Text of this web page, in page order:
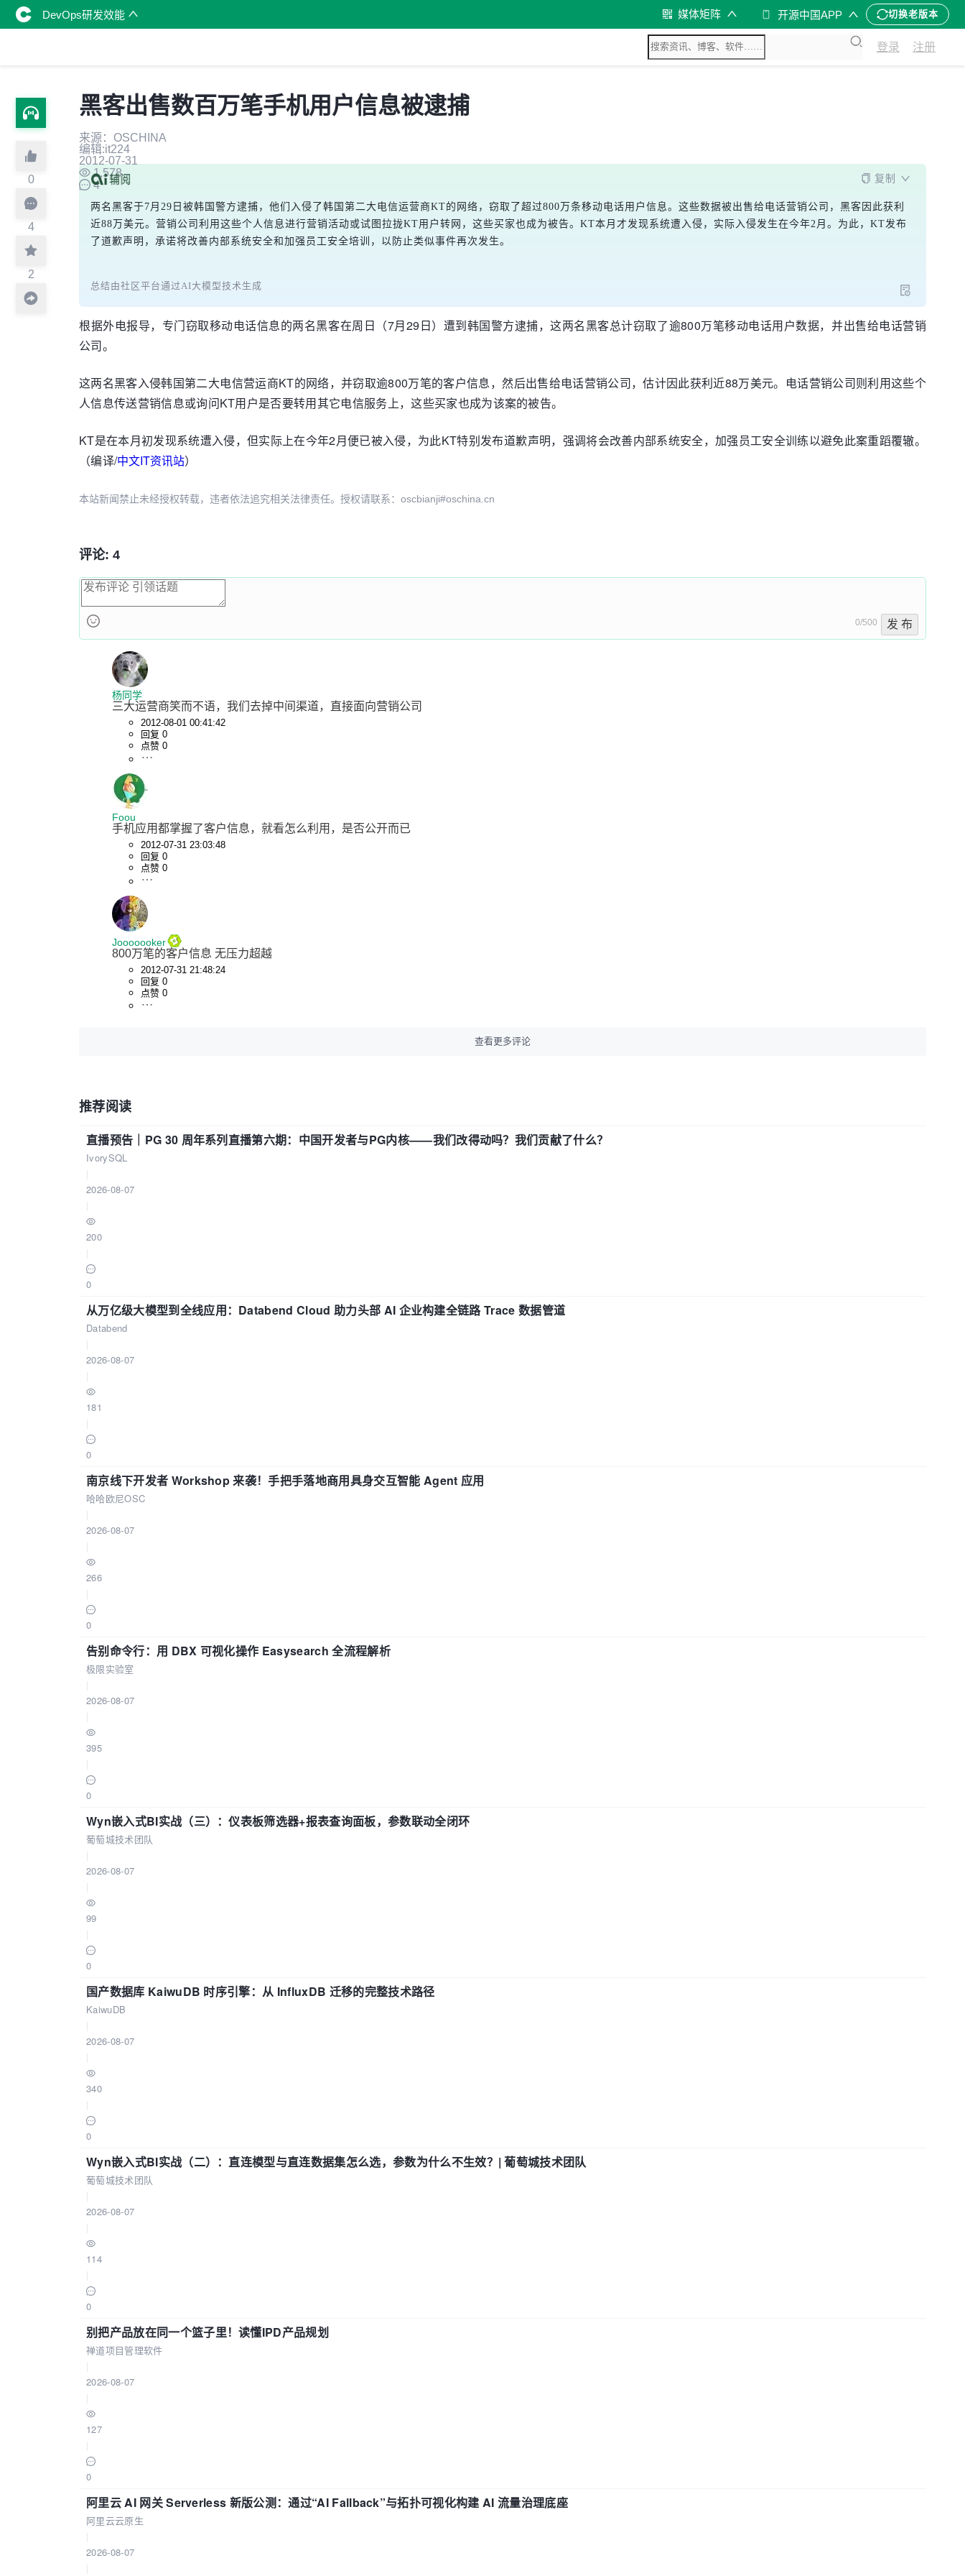
DevOps研发效能 媒体矩阵 开源中国APP 切换老版本
登录 注册
0
4
2
黑客出售数百万笔手机用户信息被逮捕
来源：OSCHINA
编辑:it224
2012-07-31
1,578
4
复制
两名黑客于7月29日被韩国警方逮捕，他们入侵了韩国第二大电信运营商KT的网络，窃取了超过800万条移动电话用户信息。这些数据被出售给电话营销公司，黑客因此获利
近88万美元。营销公司利用这些个人信息进行营销活动或试图拉拢KT用户转网，这些买家也成为被告。KT本月才发现系统遭入侵，实际入侵发生在今年2月。为此，KT发布
了道歉声明，承诺将改善内部系统安全和加强员工安全培训，以防止类似事件再次发生。
总结由社区平台通过AI大模型技术生成
根据外电报导，专门窃取移动电话信息的两名黑客在周日（7月29日）遭到韩国警方逮捕，这两名黑客总计窃取了逾800万笔移动电话用户数据，并出售给电话营销
公司。
这两名黑客入侵韩国第二大电信营运商KT的网络，并窃取逾800万笔的客户信息，然后出售给电话营销公司，估计因此获利近88万美元。电话营销公司则利用这些个
人信息传送营销信息或询问KT用户是否要转用其它电信服务上，这些买家也成为该案的被告。
KT是在本月初发现系统遭入侵，但实际上在今年2月便已被入侵，为此KT特别发布道歉声明，强调将会改善内部系统安全，加强员工安全训练以避免此案重蹈覆辙。
（编译/中文IT资讯站）
本站新闻禁止未经授权转载，违者依法追究相关法律责任。授权请联系：oscbianji#oschina.cn
评论: 4
0/500 发 布
杨同学
三大运营商笑而不语，我们去掉中间渠道，直接面向营销公司
2012-08-01 00:41:42
回复 0
点赞 0
Foou
手机应用都掌握了客户信息，就看怎么利用，是否公开而已
2012-07-31 23:03:48
回复 0
点赞 0
Jooooooker
800万笔的客户信息 无压力超越
2012-07-31 21:48:24
回复 0
点赞 0
查看更多评论
推荐阅读
直播预告｜PG 30 周年系列直播第六期：中国开发者与PG内核——我们改得动吗？我们贡献了什么？
IvorySQL
2026-08-07
200
0
从万亿级大模型到全线应用：Databend Cloud 助力头部 AI 企业构建全链路 Trace 数据管道
Databend
2026-08-07
181
0
南京线下开发者 Workshop 来袭！手把手落地商用具身交互智能 Agent 应用
哈哈欧尼OSC
2026-08-07
266
0
告别命令行：用 DBX 可视化操作 Easysearch 全流程解析
极限实验室
2026-08-07
395
0
Wyn嵌入式BI实战（三）：仪表板筛选器+报表查询面板，参数联动全闭环
葡萄城技术团队
2026-08-07
99
0
国产数据库 KaiwuDB 时序引擎：从 InfluxDB 迁移的完整技术路径
KaiwuDB
2026-08-07
340
0
Wyn嵌入式BI实战（二）：直连模型与直连数据集怎么选，参数为什么不生效？| 葡萄城技术团队
葡萄城技术团队
2026-08-07
114
0
别把产品放在同一个篮子里！读懂IPD产品规划
禅道项目管理软件
2026-08-07
127
0
阿里云 AI 网关 Serverless 新版公测：通过“AI Fallback”与拓扑可视化构建 AI 流量治理底座
阿里云云原生
2026-08-07